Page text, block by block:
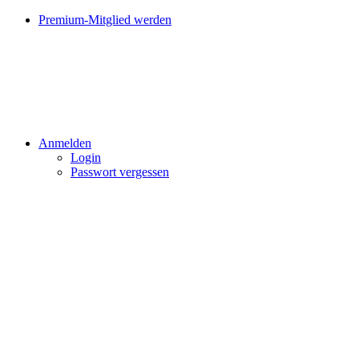
Premium-Mitglied werden
Anmelden
Login
Passwort vergessen